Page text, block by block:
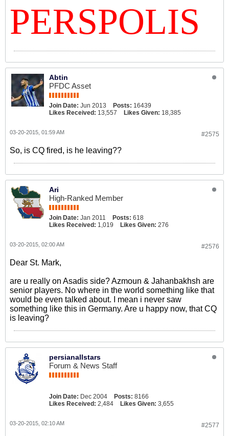
PERSPOLIS
Abtin
PFDC Asset
Join Date: Jun 2013 Posts: 16439
Likes Received: 13,557 Likes Given: 18,385
#2575
03-20-2015, 01:59 AM
So, is CQ fired, is he leaving??
Ari
High-Ranked Member
Join Date: Jan 2011 Posts: 618
Likes Received: 1,019 Likes Given: 276
#2576
03-20-2015, 02:00 AM
Dear St. Mark,
are u really on Asadis side? Azmoun & Jahanbakhsh are
senior players. No where in the world something like that
would be even talked about. I mean i never saw
something like this in Germany. Are u happy now, that CQ
is leaving?
persianallstars
Forum & News Staff
Join Date: Dec 2004 Posts: 8166
Likes Received: 2,484 Likes Given: 3,655
#2577
03-20-2015, 02:10 AM